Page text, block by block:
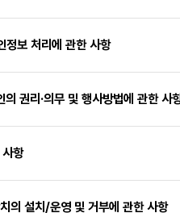
보 처리에 관한 사항
권리·의무 및 행사방법에 관한 사
항
의 설치/운영 및 거부에 관한 사항